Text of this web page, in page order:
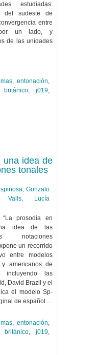
estudiadas:
del sudeste de
entre
por un lado, y
de las unidades
, entonación,
británico, j019,
una idea de
tonales
Gonzalo
Valls, Lucía
“La prosodia en
idea de las
notaciones
un recorrido
entre modelos
y americanos de
incluyendo las
David Brazil y el
el modelo Sp-
de español…
, entonación,
británico,j019,